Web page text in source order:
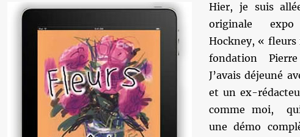
Hier, je suis
originale
Hockney, « fleurs
fondation
J’avais déjeuné
et un ex-
comme moi,
une démo